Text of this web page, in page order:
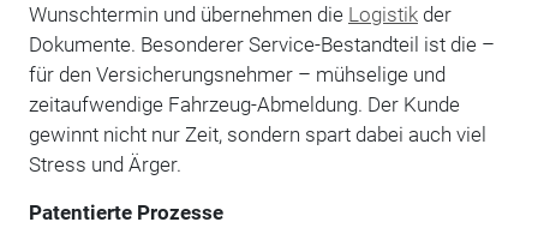
Wunschtermin und übernehmen die Logistikder
Dokumente. Besonderer Service-Bestandteil ist die –
für den Versicherungsnehmer – mühselige und
zeitaufwendige Fahrzeug-Abmeldung. Der Kunde
gewinnt nicht nur Zeit, sondern spart dabei auch viel
Stress und Ärger.
Patentierte Prozesse